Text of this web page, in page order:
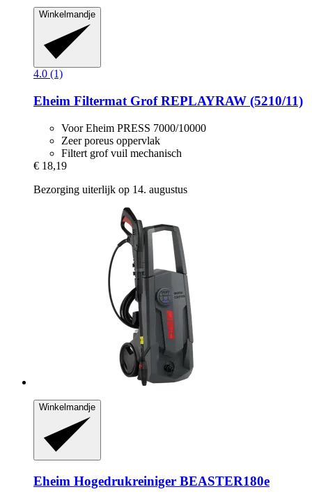
Winkelmandje
4.0 (1)
Eheim Filtermat Grof REPLAYRAW (5210/11)
Voor Eheim PRESS 7000/10000
Zeer poreus oppervlak
Filtert grof vuil mechanisch
€ 18,19
Bezorging uiterlijk op 14. augustus
Winkelmandje
Eheim Hogedrukreiniger BEASTER180e